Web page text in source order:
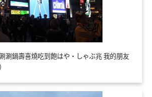
涮鍋壽喜燒吃到飽はや・しゃぶ兆 我的朋友